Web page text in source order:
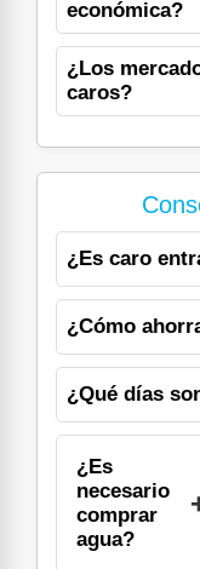
económica?
¿Los
caros?
¿Es caro
¿Cómo
¿Qué días
¿Es
necesario
comprar
agua?